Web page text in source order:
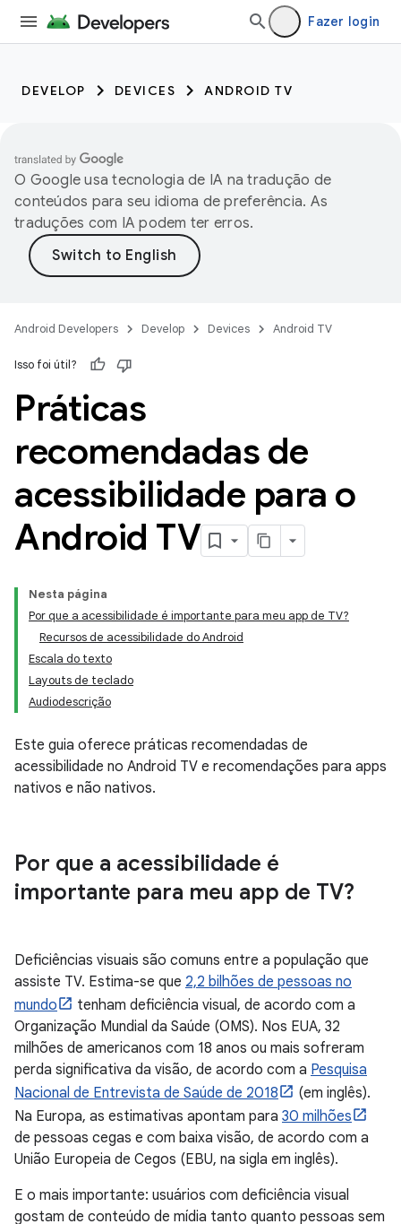
Fazer login
DEVELOP DEVICES ANDROID TV
O Google usa tecnologia de IA na tradução de
conteúdos para seu idioma de preferência. As
traduções com IA podem ter erros.
Android Developers Develop Devices Android TV
Isso foi útil?
Práticas
recomendadas de
acessibilidade para o
Android TV
Nesta página
Por que a acessibilidade é importante para meu app de TV?
Recursos de acessibilidade do Android
Escala do texto
Layouts de teclado
Audiodescrição
Este guia oferece práticas recomendadas de
acessibilidade no Android TV e recomendações para apps
nativos e não nativos.
Por que a acessibilidade é
importante para meu app de TV?
Deficiências visuais são comuns entre a população que
assiste TV. Estima-se que 2,2 bilhões de pessoas no
mundo
tenham deficiência visual, de acordo com a
Organização Mundial da Saúde (OMS). Nos EUA, 32
milhões de americanos com 18 anos ou mais sofreram
perda significativa da visão, de acordo com a Pesquisa
Nacional de Entrevista de Saúde de 2018
(em inglês).
Na Europa, as estimativas apontam para 30 milhões
de pessoas cegas e com baixa visão, de acordo com a
União Europeia de Cegos (EBU, na sigla em inglês).
E o mais importante: usuários com deficiência visual
gostam de conteúdo de mídia tanto quanto pessoas sem